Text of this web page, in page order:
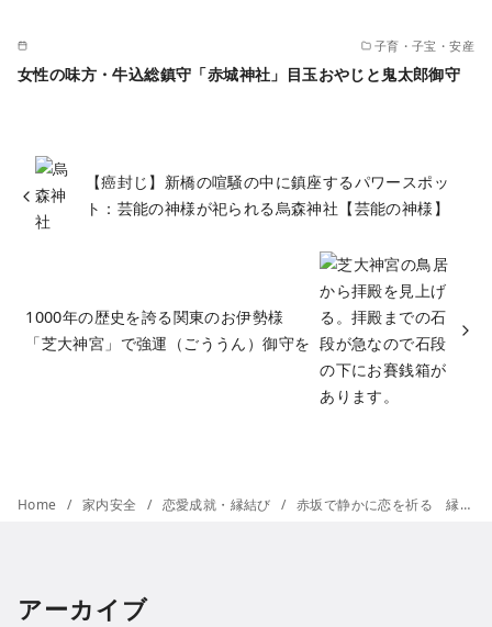
子育・子宝・安産
女性の味方・牛込総鎮守「赤城神社」目玉おやじと鬼太郎御守
【癌封じ】新橋の喧騒の中に鎮座するパワースポッ
ト：芸能の神様が祀られる烏森神社【芸能の神様】
1000年の歴史を誇る関東のお伊勢様
「芝大神宮」で強運（ごううん）御守を
Home 家内安全 恋愛成就・縁結び 赤坂で静かに恋を祈る 縁結びの神様が祀られる赤坂氷川神社
アーカイブ